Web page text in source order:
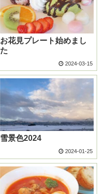
お花見プレート始めまし
た
2024-03-15
雪景色2024
2024-01-25